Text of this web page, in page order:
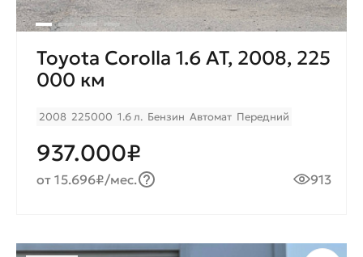
Toyota Corolla 1.6 AT, 2008, 225
000 км
2008 225000 1.6 л. Бензин Автомат Передний
937.000₽
от 15.696₽/мес. 913